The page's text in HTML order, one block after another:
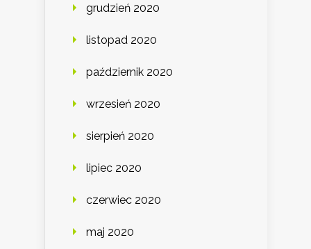
grudzień 2020
listopad 2020
październik 2020
wrzesień 2020
sierpień 2020
lipiec 2020
czerwiec 2020
maj 2020